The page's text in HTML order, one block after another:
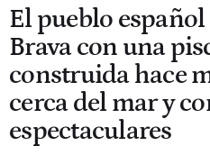
El pueblo español
Brava con una
construida hace
cerca del mar y
espectaculares